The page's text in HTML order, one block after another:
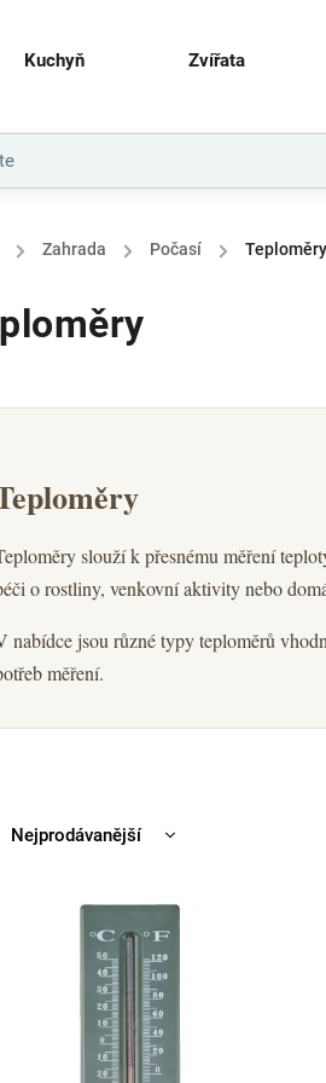
Kuchyň Zvířata
/ Zahrada / Počasí /
Teploměry
slouží k přesnému měření
o rostliny, venkovní aktivity nebo
nabídce jsou různé typy teploměrů
měření.
Nejprodávanější
Nejdražší